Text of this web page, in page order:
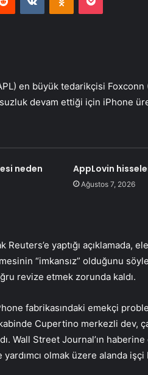
) en büyük tedarikçisi Foxconn
devam ettiği için iPhone
neden
AppLovin
Ağustos 7, 2026
Reuters’e yaptığı açıklamada,
“imkansız” olduğunu
revize etmek zorunda kaldı.
fabrikasındaki emekçi
Cupertino merkezli dev,
Wall Street Journal’ın
yardımcı olmak üzere alanda